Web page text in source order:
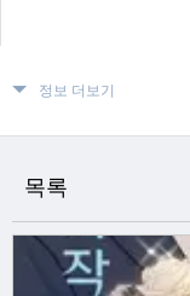
정보 더보기
목록